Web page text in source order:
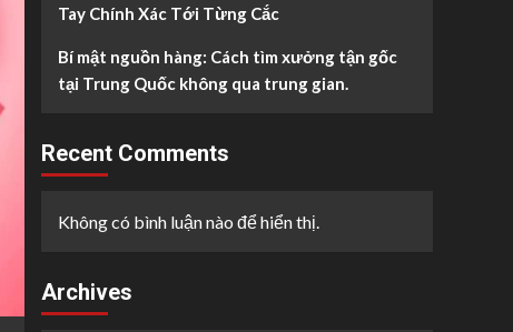
Tay Chính Xác Tới Từng Cắc
Bí mật nguồn hàng: Cách tìm xưởng tận gốc
tại Trung Quốc không qua trung gian.
Recent Comments
Không có bình luận nào để hiển thị.
Archives